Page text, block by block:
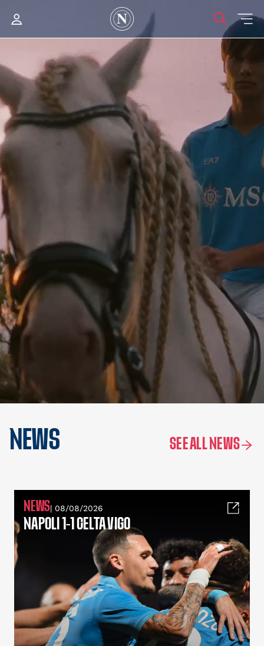
NEWS SEE ALL NEWS
NEWS| 08/08/2026
NAPOLI 1-1 CELTA VIGO